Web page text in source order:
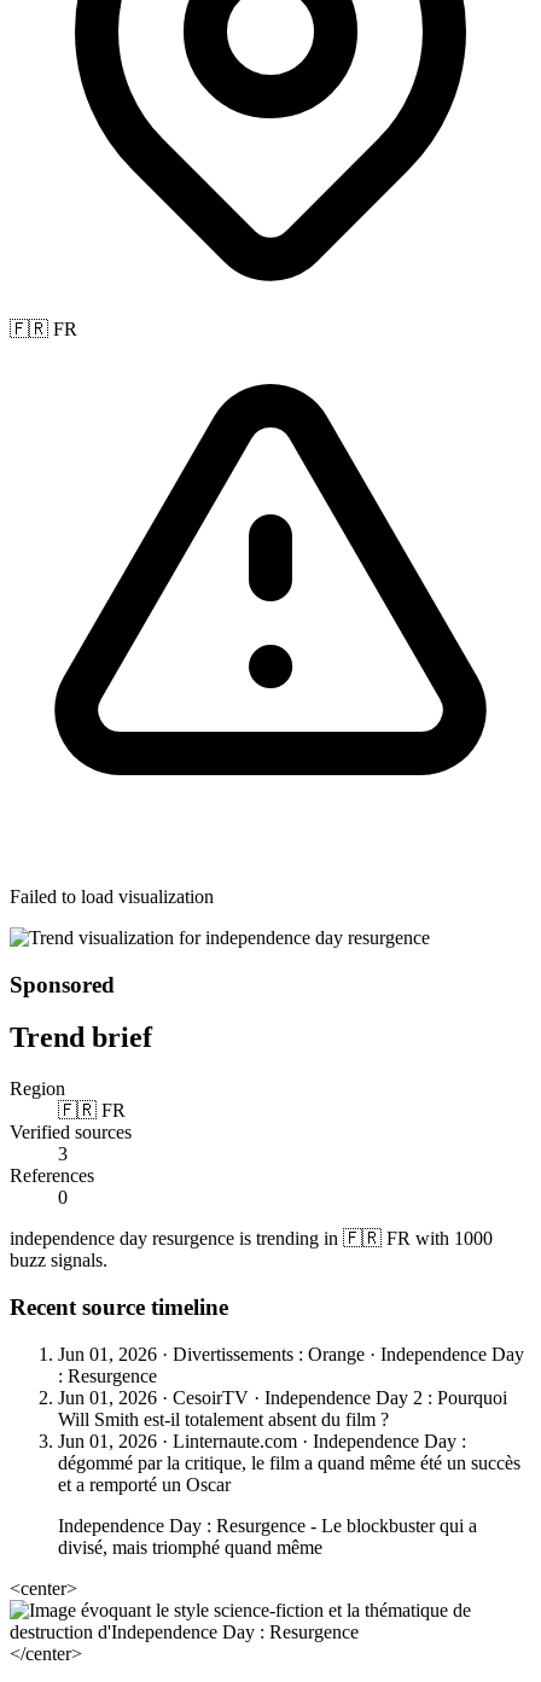
🇫🇷 FR
Failed to load visualization
Sponsored
Trend brief
Region
🇫🇷 FR
Verified sources
3
References
0
independence day resurgence is trending in 🇫🇷 FR with 1000
buzz signals.
Recent source timeline
Jun 01, 2026 · Divertissements : Orange · Independence Day
: Resurgence
Jun 01, 2026 · CesoirTV · Independence Day 2 : Pourquoi
Will Smith est-il totalement absent du film ?
Jun 01, 2026 · Linternaute.com · Independence Day :
dégommé par la critique, le film a quand même été un succès
et a remporté un Oscar
Independence Day : Resurgence - Le blockbuster qui a
divisé, mais triomphé quand même
<center>
</center>